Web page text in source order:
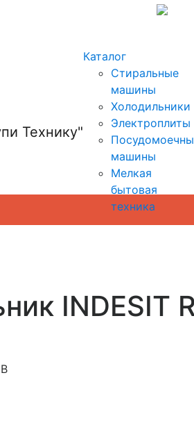
Каталог
Стиральные
машины
Холодильники
Электроплиты
машины
Мелкая
бытовая
техника
INDESIT